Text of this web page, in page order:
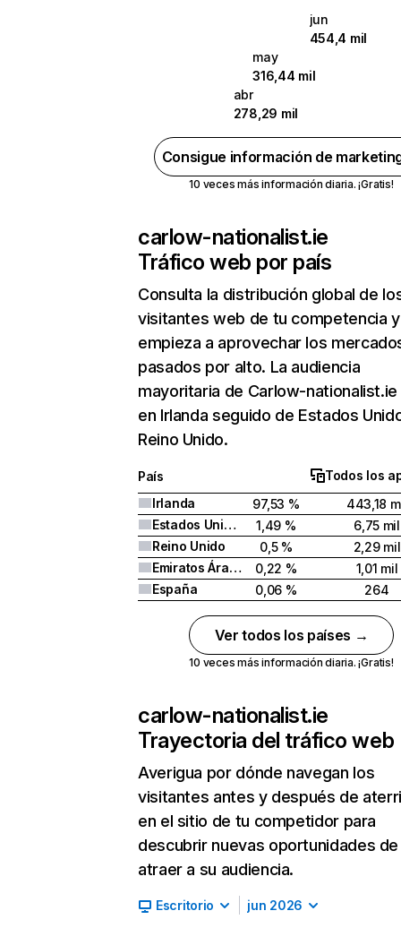
jun
454,4 mil
may
316,44 mil
abr
278,29 mil
Consigue información de
10 veces más información diaria. ¡Gratis!
carlow-nationalist.ie
Tráfico web por país
Consulta la distribución global de
visitantes web de tu competencia y
empieza a aprovechar los
pasados por alto. La audiencia
mayoritaria de Carlow-
en Irlanda seguido de Estados
Reino Unido.
País
Todos los
Irlanda
97,53 %
443,18
Estados Unidos
1,49 %
6,75 mil
Reino Unido
0,5 %
2,29 mil
Emiratos Árabes Unidos
0,22 %
1,01 mil
España
0,06 % 264
Ver todos los países →
10 veces más información diaria. ¡Gratis!
carlow-nationalist.ie
Trayectoria del tráfico web
Averigua por dónde navegan los
visitantes antes y después de
en el sitio de tu competidor para
descubrir nuevas oportunidades de
atraer a su audiencia.
Escritorio jun 2026